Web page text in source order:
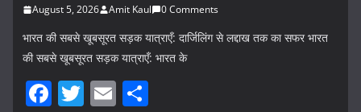
August 5, 2026 Amit Kaul 0 Comments
भारत की सबसे खूबसूरत सड़क यात्राएँ: दार्जिलिंग से लद्दाख तक का सफर भारत
की सबसे खूबसूरत सड़क यात्राएँ: भारत के
F T E